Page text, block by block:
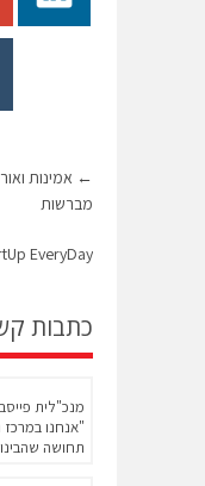
← אמינות
מברשות
EveryDay
כתבות
מנכ"לית
"אנחנו
תחושה